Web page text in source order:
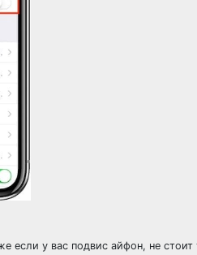
у вас подвис айфон, не стоит